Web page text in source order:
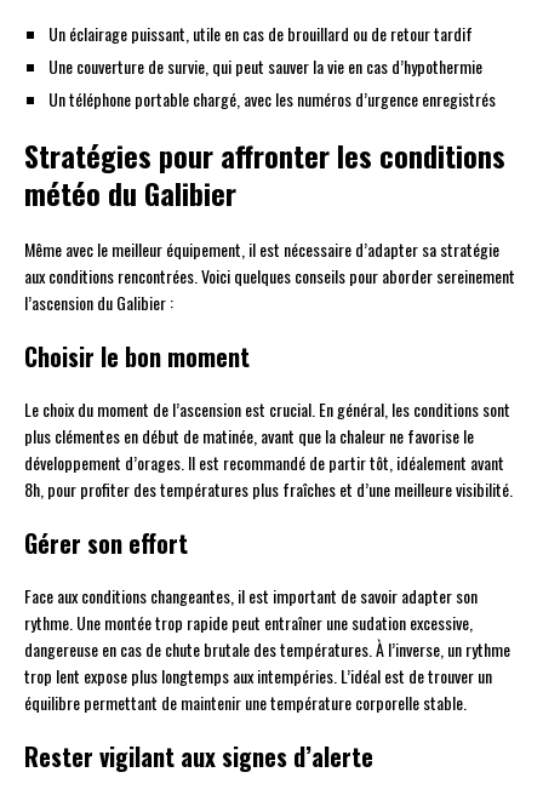
Un éclairage puissant, utile en cas de brouillard ou de retour tardif
Une couverture de survie, qui peut sauver la vie en cas d’hypothermie
Un téléphone portable chargé, avec les numéros d’urgence enregistrés
Stratégies pour affronter les conditions
météo du Galibier
Même avec le meilleur équipement, il est nécessaire d’adapter sa stratégie
aux conditions rencontrées. Voici quelques conseils pour aborder sereinement
l’ascension du Galibier :
Choisir le bon moment
Le choix du moment de l’ascension est crucial. En général, les conditions sont
plus clémentes en début de matinée, avant que la chaleur ne favorise le
développement d’orages. Il est recommandé de partir tôt, idéalement avant
8h, pour profiter des températures plus fraîches et d’une meilleure visibilité.
Gérer son effort
Face aux conditions changeantes, il est important de savoir adapter son
rythme. Une montée trop rapide peut entraîner une sudation excessive,
dangereuse en cas de chute brutale des températures. À l’inverse, un rythme
trop lent expose plus longtemps aux intempéries. L’idéal est de trouver un
équilibre permettant de maintenir une température corporelle stable.
Rester vigilant aux signes d’alerte